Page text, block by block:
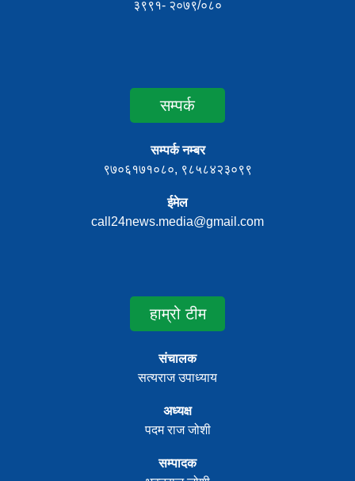
३९९१- २०७९/०८०
सम्पर्क
सम्पर्क नम्बर
९७०६१७१०८०, ९८५८४२३०९९
ईमेल
call24news.media@gmail.com
हाम्रो टीम
संचालक
सत्यराज उपाध्याय
अध्यक्ष
पदम राज जोशी
सम्पादक